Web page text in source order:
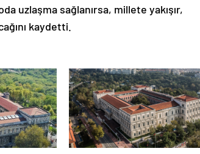
uzlaşma sağlanırsa, millete yakışır,
kaydetti.